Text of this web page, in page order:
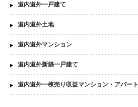
道内道外一戸建て
道内道外土地
道内道外マンション
道内道外新築一戸建て
道内道外一棟売り収益マンション・アパート